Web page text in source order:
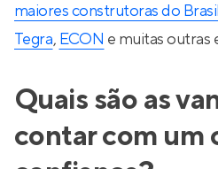
maiores construtoras do Brasil
Tegra, ECON e muitas outras
Quais são as
contar com um